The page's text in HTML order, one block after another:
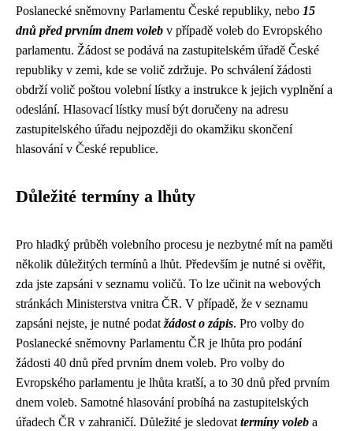
Poslanecké sněmovny Parlamentu České republiky, nebo 15
dnů před prvním dnem voleb v případě voleb do Evropského
parlamentu. Žádost se podává na zastupitelském úřadě České
republiky v zemi, kde se volič zdržuje. Po schválení žádosti
obdrží volič poštou volební lístky a instrukce k jejich vyplnění a
odeslání. Hlasovací lístky musí být doručeny na adresu
zastupitelského úřadu nejpozději do okamžiku skončení
hlasování v České republice.
Důležité termíny a lhůty
Pro hladký průběh volebního procesu je nezbytné mít na paměti
několik důležitých termínů a lhůt. Především je nutné si ověřit,
zda jste zapsáni v seznamu voličů. To lze učinit na webových
stránkách Ministerstva vnitra ČR. V případě, že v seznamu
zapsáni nejste, je nutné podatžádost o zápis. Pro volby do
Poslanecké sněmovny Parlamentu ČR je lhůta pro podání
žádosti 40 dnů před prvním dnem voleb. Pro volby do
Evropského parlamentu je lhůta kratší, a to 30 dnů před prvním
dnem voleb. Samotné hlasování probíhá na zastupitelských
úřadech ČR v zahraničí. Důležité je sledovattermíny voleb a